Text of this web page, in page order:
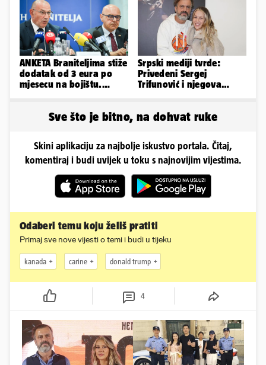
ANKETA Braniteljima stiže
dodatak od 3 eura po
mjesecu na bojištu.
Srpski mediji tvrde:
Privedeni Sergej
Trifunović i njegova
Sve što je bitno, na dohvat ruke
Skini aplikaciju za najbolje iskustvo portala. Čitaj,
komentiraj i budi uvijek u toku s najnovijim vijestima.
Odaberi temu koju želiš pratiti
Primaj sve nove vijesti o temi i budi u tijeku
kanada carine donald trump
4